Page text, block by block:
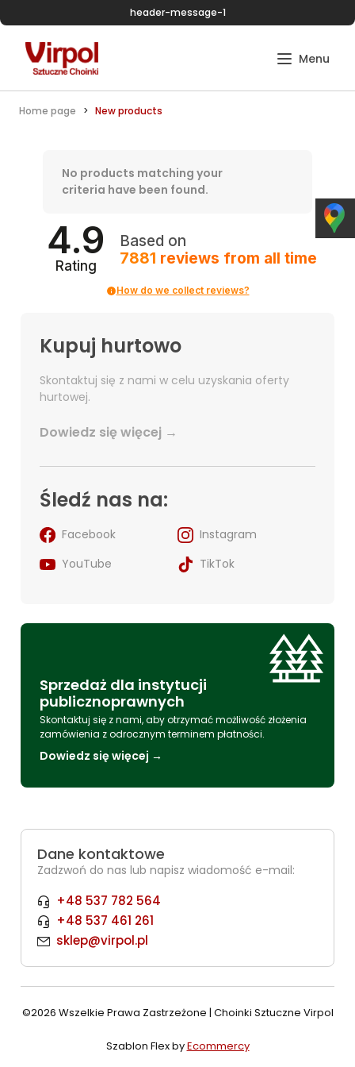
header-message-1
Home page New products
No products matching your
criteria have been found.
4.9
Rating
Based on
7881 reviews from all time
How do we collect reviews?
Śledź nas na:
Facebook
Instagram
YouTube
TikTok
Kupuj hurtowo
Skontaktuj się z nami w celu uzyskania oferty
hurtowej.
Dowiedz się więcej →
Sprzedaż dla instytucji
publicznoprawnych
Skontaktuj się z nami, aby otrzymać możliwość złożenia
zamówienia z odrocznym terminem płatności.
Dowiedz się więcej →
Dane kontaktowe
Zadzwoń do nas lub napisz wiadomość e-mail:
+48 537 782 564
+48 537 461 261
sklep@virpol.pl
©2026 Wszelkie Prawa Zastrzeżone | Choinki Sztuczne Virpol
Szablon Flex byEcommercy